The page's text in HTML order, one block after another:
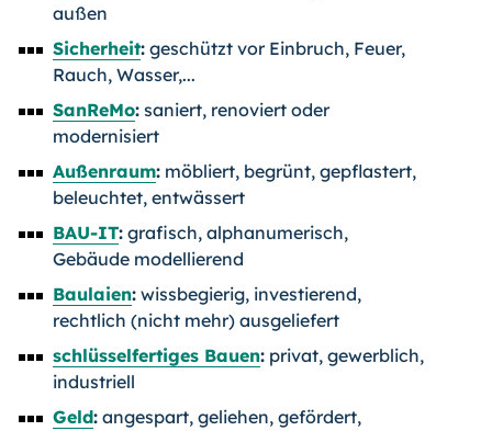
außen
Sicherheit: geschützt vor Einbruch, Feuer,
Rauch, Wasser,...
SanReMo: saniert, renoviert oder
modernisiert
Außenraum: möbliert, begrünt, gepflastert,
beleuchtet, entwässert
BAU-IT: grafisch, alphanumerisch,
Gebäude modellierend
Baulaien: wissbegierig, investierend,
rechtlich (nicht mehr) ausgeliefert
schlüsselfertiges Bauen: privat, gewerblich,
industriell
Geld: angespart, geliehen, gefördert,